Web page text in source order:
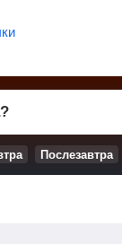
Послезавтра